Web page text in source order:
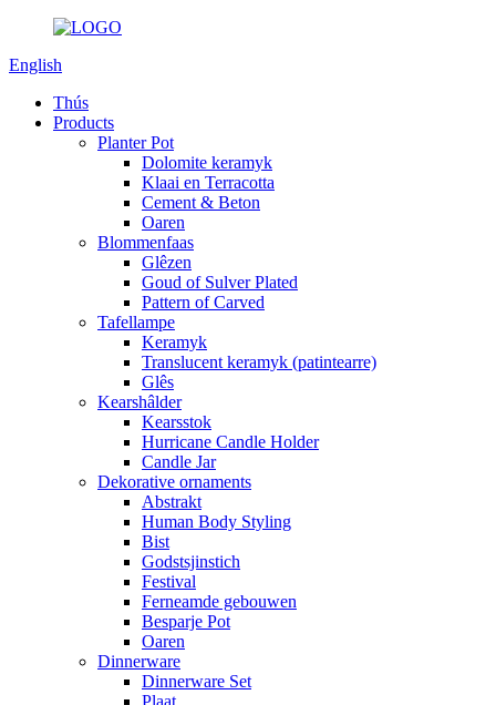
English
Thús
Products
Planter Pot
Dolomite keramyk
Klaai en Terracotta
Cement & Beton
Oaren
Blommenfaas
Glêzen
Goud of Sulver Plated
Pattern of Carved
Tafellampe
Keramyk
Translucent keramyk (patintearre)
Glês
Kearshâlder
Kearsstok
Hurricane Candle Holder
Candle Jar
Dekorative ornaments
Abstrakt
Human Body Styling
Bist
Godstsjinstich
Festival
Ferneamde gebouwen
Besparje Pot
Oaren
Dinnerware
Dinnerware Set
Plaat